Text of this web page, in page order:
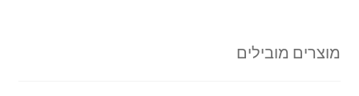
מוצרים מובילים